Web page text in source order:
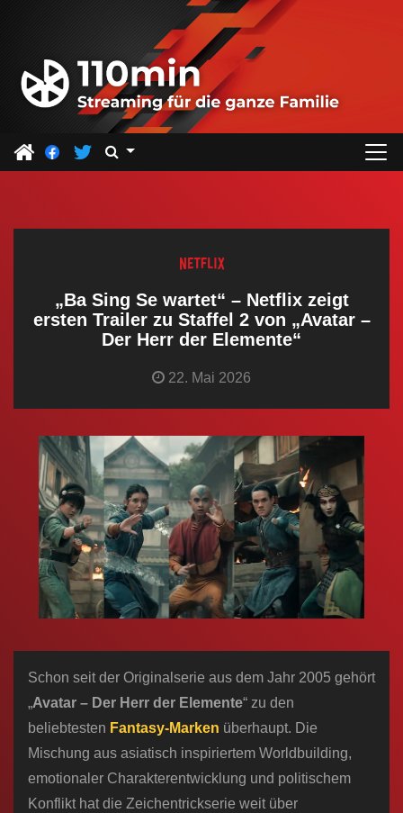
„Ba Sing Se wartet“ – Netflix zeigt
ersten Trailer zu Staffel 2 von „Avatar –
Der Herr der Elemente“
22. Mai 2026
Schon seit der Originalserie aus dem Jahr 2005 gehört
„Avatar – Der Herr der Elemente“ zu den
beliebtesten Fantasy-Marken überhaupt. Die
Mischung aus asiatisch inspiriertem Worldbuilding,
emotionaler Charakterentwicklung und politischem
Konflikt hat die Zeichentrickserie weit über